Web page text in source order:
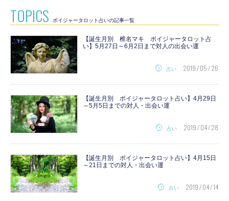
TOPICS ボイジャータロット占いの記事一覧
【誕生月別 椎名マキ ボイジャータロット占
い】5月27日～6月2日まで対人の出会い運
占い 2019 / 05 / 26
【誕生月別 ボイジャータロット占い】4月29日
～5月5日までの対人・出会い運
占い 2019 / 04 / 28
【誕生月別 ボイジャータロット占い】4月15日
～21日までの対人・出会い運
占い 2019 / 04 / 14